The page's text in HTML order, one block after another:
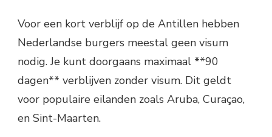
Voor een kort verblijf op de Antillen hebben
Nederlandse burgers meestal geen visum
nodig. Je kunt doorgaans maximaal **90
dagen** verblijven zonder visum. Dit geldt
voor populaire eilanden zoals Aruba, Curaçao,
en Sint-Maarten.